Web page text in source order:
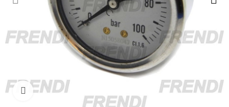
Click para agrandar